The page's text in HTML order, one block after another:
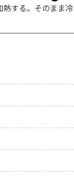
する。そのまま冷